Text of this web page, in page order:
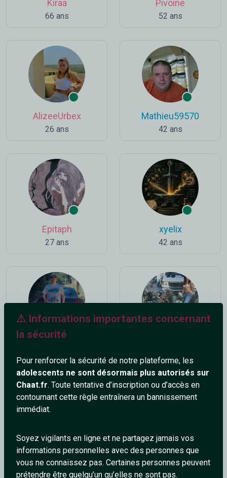
⚠️ Informations importantes concernant
la sécurité
Pour renforcer la sécurité de notre plateforme, les
adolescents ne sont désormais plus autorisés sur
Chaat.fr. Toute tentative d’inscription ou d’accès en
contournant cette règle entraînera un bannissement
immédiat.
Soyez vigilants en ligne et ne partagez jamais vos
informations personnelles avec des personnes que
vous ne connaissez pas. Certaines personnes peuvent
prétendre être quelqu’un qu’elles ne sont pas.
Kiraa
66 ans
Pivoine
52 ans
AlizeeUrbex
26 ans
Mathieu59570
42 ans
Epitaph
27 ans
xyelix
42 ans
40 ans 28 ans
lablatteblack H-Lamberty
49 ans